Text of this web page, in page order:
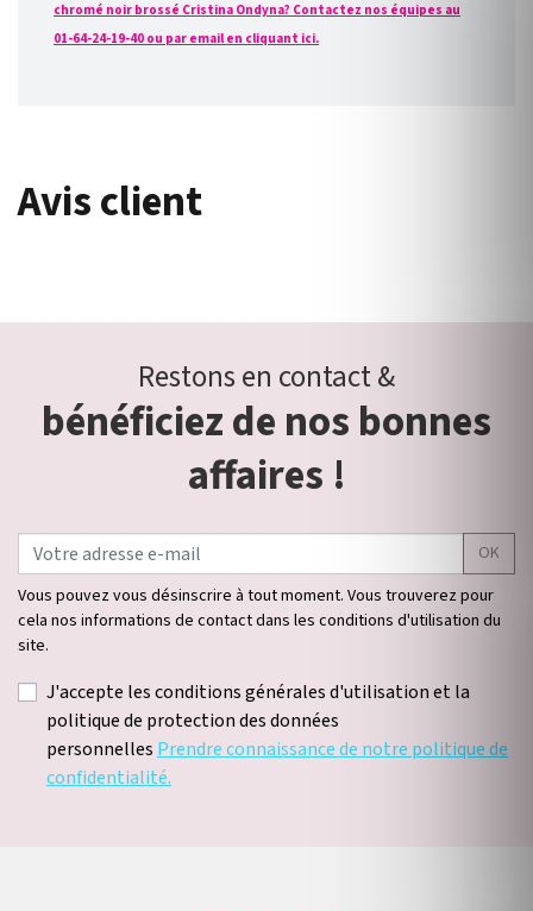
chromé noir brossé Cristina Ondyna? Contactez nos équipes au
01-64-24-19-40 ou par email en cliquant ici.
Avis client
Restons en contact &
bénéficiez de nos bonnes
affaires !
OK
Vous pouvez vous désinscrire à tout moment. Vous trouverez pour
cela nos informations de contact dans les conditions d'utilisation du
site.
J'accepte les conditions générales d'utilisation et la
politique de protection des données
personnelles Prendre connaissance de notre politique de
confidentialité.